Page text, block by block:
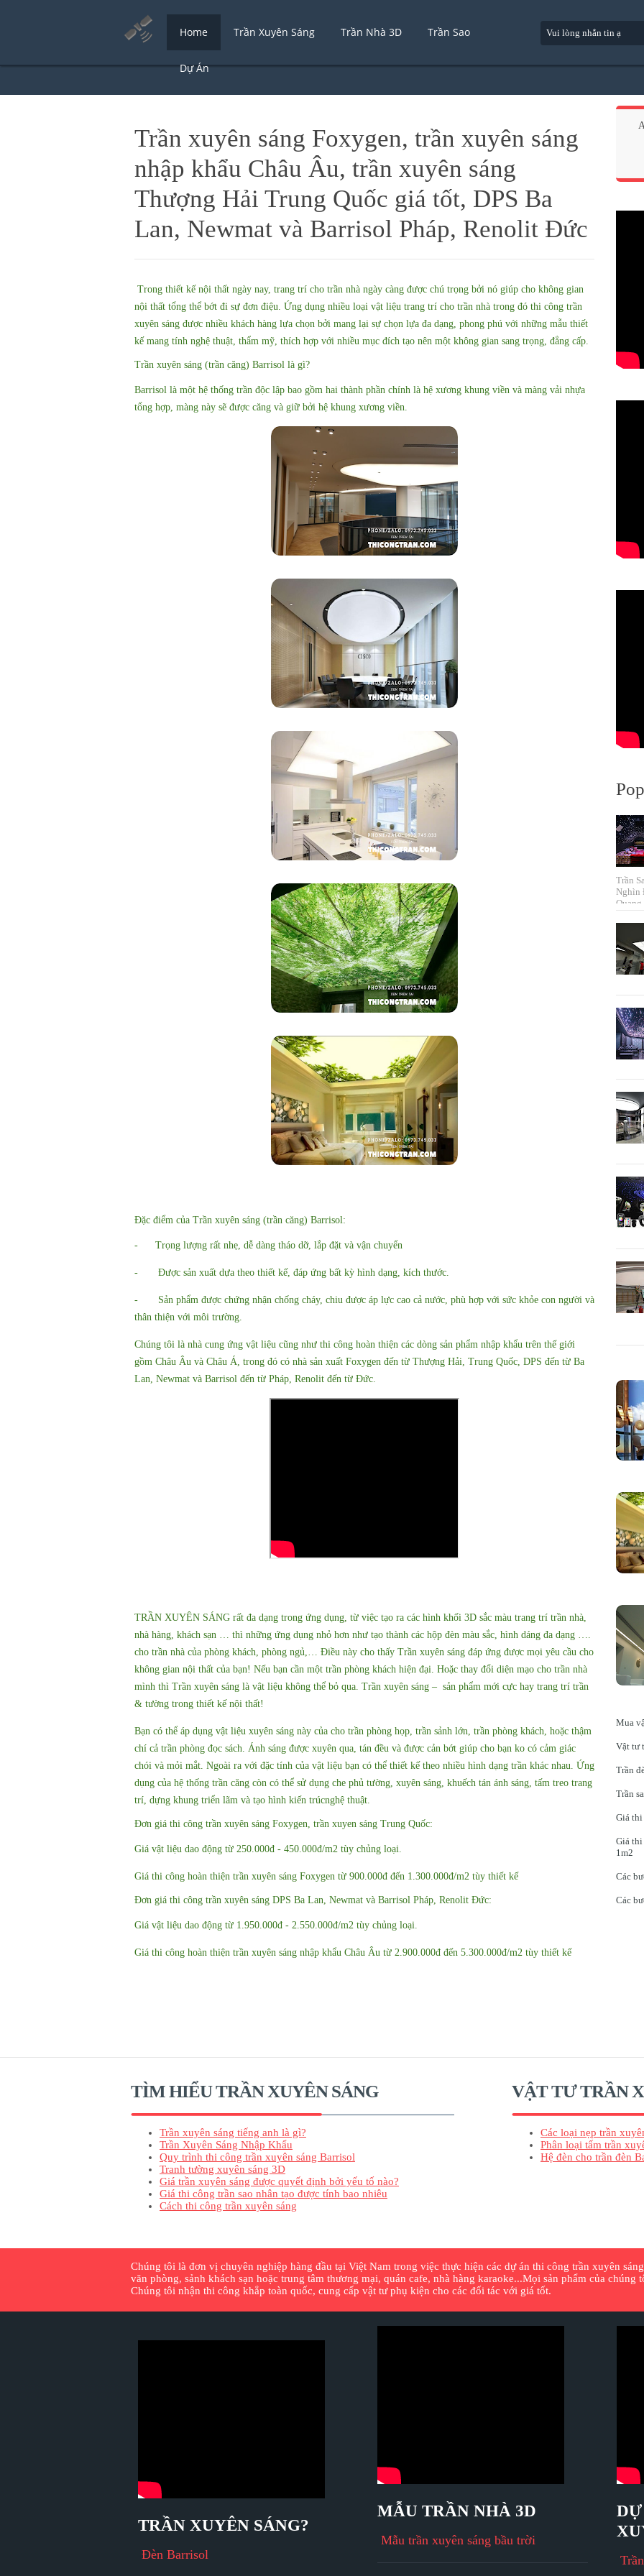
Home Trần Xuyên Sáng Trần Nhà 3D Trần Sao
Dự Án
Trần xuyên sáng Foxygen, trần xuyên sáng
nhập khẩu Châu Âu, trần xuyên sáng
Thượng Hải Trung Quốc giá tốt, DPS Ba
Lan, Newmat và Barrisol Pháp, Renolit Đức
Trong thiết kế nội thất ngày nay, trang trí cho trần nhà ngày càng được chú trọng bởi nó giúp cho không gian
nội thất tổng thể bớt đi sự đơn điệu. Ứng dụng nhiều loại vật liệu trang trí cho trần nhà trong đó thi công trần
xuyên sáng được nhiều khách hàng lựa chọn bởi mang lại sự chọn lựa đa dạng, phong phú với những mẫu thiết
kế mang tính nghệ thuật, thẩm mỹ, thích hợp với nhiều mục đích tạo nên một không gian sang trọng, đẳng cấp.
Trần xuyên sáng (trần căng) Barrisol là gì?
Barrisol là một hệ thống trần độc lập bao gồm hai thành phần chính là hệ xương khung viền và màng vải nhựa
tổng hợp, màng này sẽ được căng và giữ bởi hệ khung xương viền.
Đặc điểm của Trần xuyên sáng (trần căng) Barrisol:
- Trọng lượng rất nhẹ, dễ dàng tháo dỡ, lắp đặt và vận chuyển
- Được sản xuất dựa theo thiết kế, đáp ứng bất kỳ hình dạng, kích thước.
- Sản phẩm được chứng nhận chống cháy, chiu được áp lực cao cả nước, phù hợp với sức khỏe con người và
thân thiện với môi trường.
Chúng tôi là nhà cung ứng vật liệu cũng như thi công hoàn thiện các dòng sản phẩm nhập khẩu trên thế giới
gồm Châu Âu và Châu Á, trong đó có nhà sản xuất Foxygen đến từ Thượng Hải, Trung Quốc, DPS đến từ Ba
Lan, Newmat và Barrisol đến từ Pháp, Renolit đến từ Đức.
TRẦN XUYÊN SÁNG rất đa dạng trong ứng dụng, từ việc tạo ra các hình khối 3D sắc màu trang trí trần nhà,
nhà hàng, khách sạn … thì những ứng dụng nhỏ hơn như tạo thành các hộp đèn màu sắc, hình dáng đa dạng ….
cho trần nhà của phòng khách, phòng ngủ,… Điều này cho thấy Trần xuyên sáng đáp ứng được mọi yêu cầu cho
không gian nội thất của bạn! Nếu bạn cần một trần phòng khách hiện đại. Hoặc thay đổi diện mạo cho trần nhà
mình thì Trần xuyên sáng là vật liệu không thể bỏ qua. Trần xuyên sáng – sản phẩm mới cực hay trang trí trần
& tường trong thiết kế nội thất!
Bạn có thể áp dụng vật liệu xuyên sáng này của cho trần phòng họp, trần sảnh lớn, trần phòng khách, hoặc thậm
chí cả trần phòng đọc sách. Ánh sáng được xuyên qua, tán đều và được cản bớt giúp cho bạn ko có cảm giác
chói và mỏi mắt. Ngoài ra với đặc tính của vật liệu bạn có thể thiết kế theo nhiều hình dạng trần khác nhau. Ứng
dụng của hệ thống trần căng còn có thể sử dụng che phủ tường, xuyên sáng, khuếch tán ánh sáng, tấm treo trang
trí, dựng khung triển lãm và tạo hình kiến trúcnghệ thuật.
Đơn giá thi công trần xuyên sáng Foxygen, trần xuyen sáng Trung Quốc:
Giá vật liệu dao động từ 250.000đ - 450.000đ/m2 tùy chủng loại.
Giá thi công hoàn thiện trần xuyên sáng Foxygen từ 900.000đ đến 1.300.000đ/m2 tùy thiết kế
Đơn giá thi công trần xuyên sáng DPS Ba Lan, Newmat và Barrisol Pháp, Renolit Đức:
Giá vật liệu dao động từ 1.950.000đ - 2.550.000đ/m2 tùy chủng loại.
Giá thi công hoàn thiện trần xuyên sáng nhập khẩu Châu Âu từ 2.900.000đ đến 5.300.000đ/m2 tùy thiết kế
Trần
Nghìn
Quang
Mua
Vật tư
Trần
Trần
Giá thi
Giá thi
1m2
Các
Các
TÌM HIỂU TRẦN XUYÊN SÁNG
Trần xuyên sáng tiếng anh là gì?
Trần Xuyên Sáng Nhập Khẩu
Quy trình thi công trần xuyên sáng Barrisol
Tranh tường xuyên sáng 3D
Giá trần xuyên sáng được quyết định bởi yếu tố nào?
Giá thi công trần sao nhân tạo được tính bao nhiêu
Cách thi công trần xuyên sáng
VẬT TƯ TRẦN
Các loại nẹp trần
Phân loại tấm trần
Hệ đèn cho trần đèn
Chúng tôi là đơn vị chuyên nghiệp hàng đầu tại Việt Nam trong việc thực hiện các dự án thi công trần xuyên
văn phòng, sảnh khách sạn hoặc trung tâm thương mại, quán cafe, nhà hàng karaoke...Mọi sản phẩm của chúng
Chúng tôi nhận thi công khắp toàn quốc, cung cấp vật tư phụ kiện cho các đối tác với giá tốt.
TRẦN XUYÊN SÁNG?
Đèn Barrisol
MẪU TRẦN NHÀ 3D
Mẫu trần xuyên sáng bầu trời